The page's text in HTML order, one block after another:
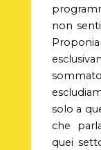
non
solo a
che
quei